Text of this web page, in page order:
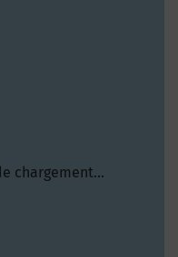
chargement...